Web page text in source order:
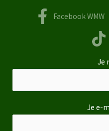
Facebook WMW
Je
Je e-